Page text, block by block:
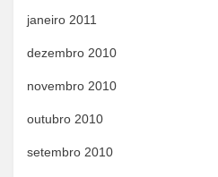
janeiro 2011
dezembro 2010
novembro 2010
outubro 2010
setembro 2010